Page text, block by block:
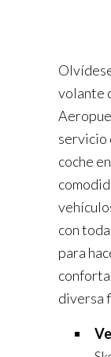
volante
servicio
coche
con
para
diversa